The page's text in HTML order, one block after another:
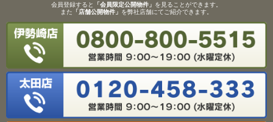
会員登録すると 「会員限定公開物件」 を見ることができます。
また 「店舗公開物件」 を弊社店舗にてご紹介できます。